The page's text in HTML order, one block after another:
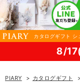
カタログギフト
ン）|カタログギフ
月)まで！
PIARY カタログギフト